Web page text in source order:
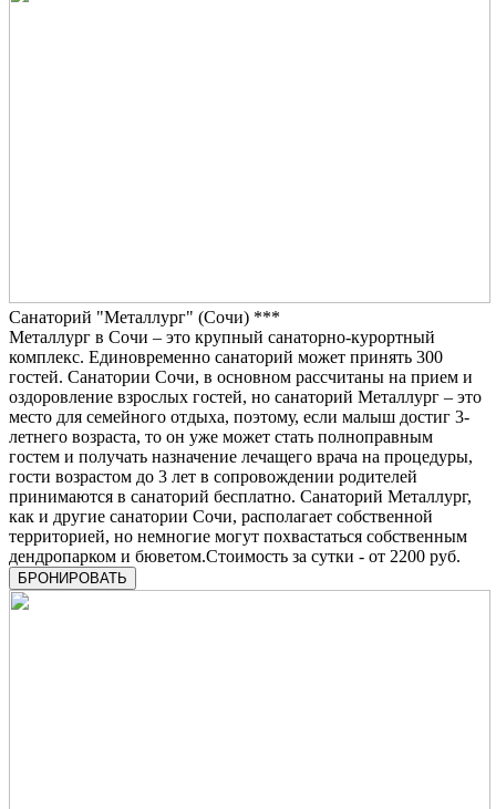
Санаторий "Металлург" (Сочи) ***
Металлург в Сочи – это крупный санаторно-курортный
комплекс. Единовременно санаторий может принять 300
гостей. Санатории Сочи, в основном рассчитаны на прием и
оздоровление взрослых гостей, но санаторий Металлург – это
место для семейного отдыха, поэтому, если малыш достиг 3-
летнего возраста, то он уже может стать полноправным
гостем и получать назначение лечащего врача на процедуры,
гости возрастом до 3 лет в сопровождении родителей
принимаются в санаторий бесплатно. Санаторий Металлург,
как и другие санатории Сочи, располагает собственной
территорией, но немногие могут похвастаться собственным
дендропарком и бюветом.Стоимость за сутки - от 2200 руб.
БРОНИРОВАТЬ